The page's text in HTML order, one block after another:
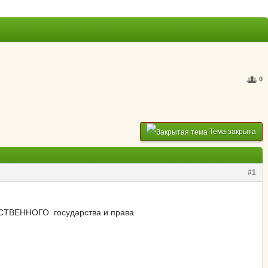
0
Тема закрыта
#1
государства и права